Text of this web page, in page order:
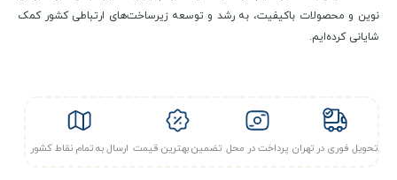
نوین و محصولات باکیفیت، به رشد و توسعه زیرساخت‌های ارتباطی کشور کمک
شایانی کرده‌ایم.
تحویل فوری در تهران پرداخت در محل تضمین بهترین قیمت ارسال به تمام نقاط کشور